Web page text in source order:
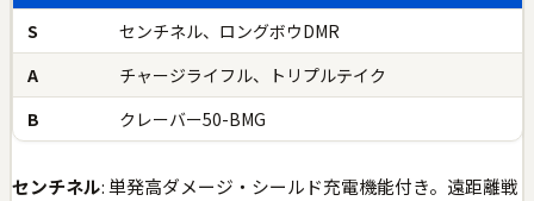
S
センチネル、ロングボウDMR
A
チャージライフル、トリプルテイク
B
クレーバー50-BMG
センチネル: 単発高ダメージ・シールド充電機能付き。遠距離戦